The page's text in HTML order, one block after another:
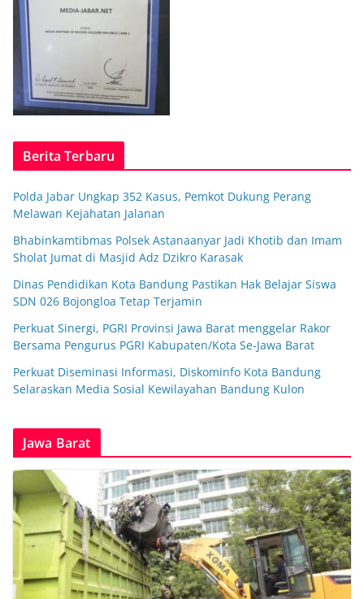
Berita Terbaru
Polda Jabar Ungkap 352 Kasus, Pemkot Dukung Perang
Melawan Kejahatan Jalanan
Bhabinkamtibmas Polsek Astanaanyar Jadi Khotib dan Imam
Sholat Jumat di Masjid Adz Dzikro Karasak
Dinas Pendidikan Kota Bandung Pastikan Hak Belajar Siswa
SDN 026 Bojongloa Tetap Terjamin
Perkuat Sinergi, PGRI Provinsi Jawa Barat menggelar Rakor
Bersama Pengurus PGRI Kabupaten/Kota Se-Jawa Barat
Perkuat Diseminasi Informasi, Diskominfo Kota Bandung
Selaraskan Media Sosial Kewilayahan Bandung Kulon
Jawa Barat